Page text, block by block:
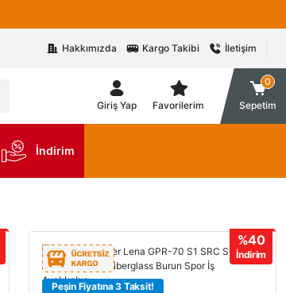
Hakkımızda Kargo Takibi İletişim
Giriş Yap Favorilerim
0
Sepetim
İndirim
%40
İndirim
Peşin Fiyatına 3 Taksit!